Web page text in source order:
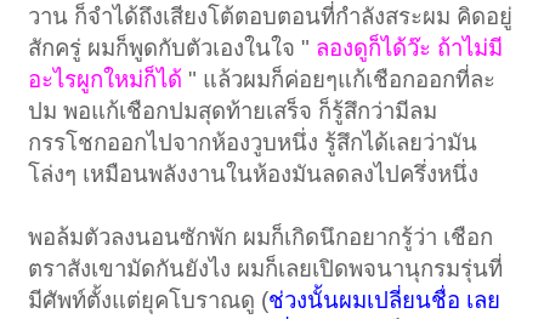
วาน ก็จำได้ถึงเสียงโต้ตอบตอนที่กำลังสระผม คิดอยู่
สักครู่ ผมก็พูดกับตัวเองในใจ " ลองดูก็ได้ว๊ะ ถ้าไม่มี
อะไรผูกใหม่ก็ได้ " แล้วผมก็ค่อยๆแก้เชือกออกที่ละ
ปม พอแก้เชือกปมสุดท้ายเสร็จ ก็รู้สึกว่ามีลม
กรรโชกออกไปจากห้องวูบหนึ่ง รู้สึกได้เลยว่ามัน
โล่งๆ เหมือนพลังงานในห้องมันลดลงไปครึ่งหนึ่ง
พอล้มตัวลงนอนซักพัก ผมก็เกิดนึกอยากรู้ว่า เชือก
ตราสังเขามัดกันยังไง ผมก็เลยเปิดพจนานุกรมรุ่นที่
มีศัพท์ตั้งแต่ยุคโบราณดู (ช่วงนั้นผมเปลี่ยนชื่อ เลย